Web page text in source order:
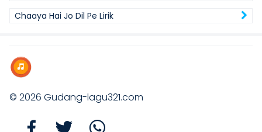
Chaaya Hai Jo Dil Pe Lirik
© 2026 Gudang-lagu321.com